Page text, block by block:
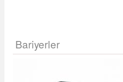
Bariyerler